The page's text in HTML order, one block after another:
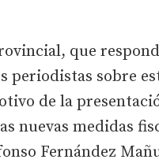
que
periodistas sobre
de la
nuevas medidas
Fernández